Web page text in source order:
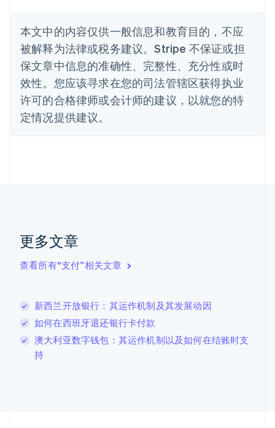
本文中的内容仅供一般信息和教育目的，不应
被解释为法律或税务建议。Stripe 不保证或担
保文章中信息的准确性、完整性、充分性或时
效性。您应该寻求在您的司法管辖区获得执业
许可的合格律师或会计师的建议，以就您的特
定情况提供建议。
更多文章
查看所有“支付”相关文章
新西兰开放银行：其运作机制及其发展动因
如何在西班牙退还银行卡付款
澳大利亚数字钱包：其运作机制以及如何在结账时支
持
English
丹麦
English
德国
DeutschEnglish
法国
FrançaisEnglish
芬兰
EnglishSvenska
English Italiano
拉脱维亚
立陶宛
DeutschEnglish
卢森堡
Français DeutschEnglish
罗马尼亚
English